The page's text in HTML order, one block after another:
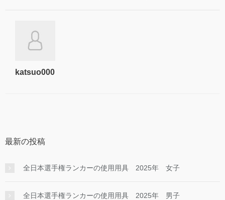
katsuo000
最新の投稿
全日本選手権ランカーの使用用具 2025年 女子
全日本選手権ランカーの使用用具 2025年 男子